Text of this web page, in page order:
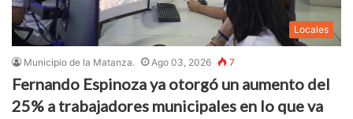
Locales
Municipio de la Matanza. Ago 03, 2026 7
Fernando Espinoza ya otorgó un aumento del
25% a trabajadores municipales en lo que va